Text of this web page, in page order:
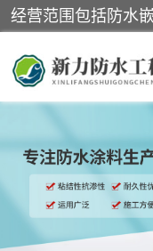
黑豹防水胶
乳化沥青防水涂料
非固化橡胶防水涂料